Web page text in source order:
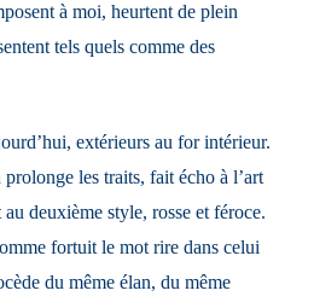
à moi, heurtent de plein
tels quels comme des
extérieurs au for intérieur.
les traits, fait écho à l’art
deuxième style, rosse et féroce.
fortuit le mot rire dans celui
du même élan, du même